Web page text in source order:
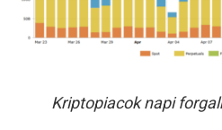
Kriptopiacok napi